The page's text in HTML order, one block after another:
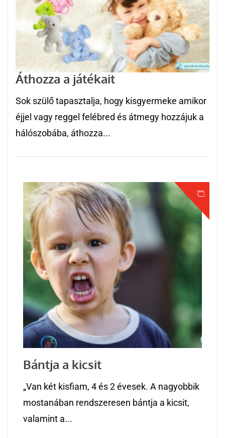
Áthozza a játékait
Sok szülő tapasztalja, hogy kisgyermeke amikor
éjjel vagy reggel felébred és átmegy hozzájuk a
hálószobába, áthozza...
Bántja a kicsit
„Van két kisfiam, 4 és 2 évesek. A nagyobbik
mostanában rendszeresen bántja a kicsit,
valamint a...